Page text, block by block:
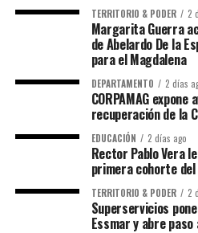
TERRITORIO & PODER 2
Margarita Guerra
de Abelardo De la
para el Magdalena
DEPARTAMENTO 2 días
CORPAMAG
recuperación de la
EDUCACIÓN 2 días ago
Rector Pablo Vera
primera cohorte
TERRITORIO & PODER 2
Superservicios
Essmar y abre